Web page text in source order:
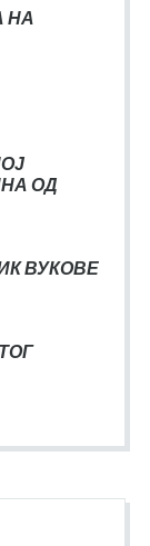
НА
ОД
ВУКОВЕ